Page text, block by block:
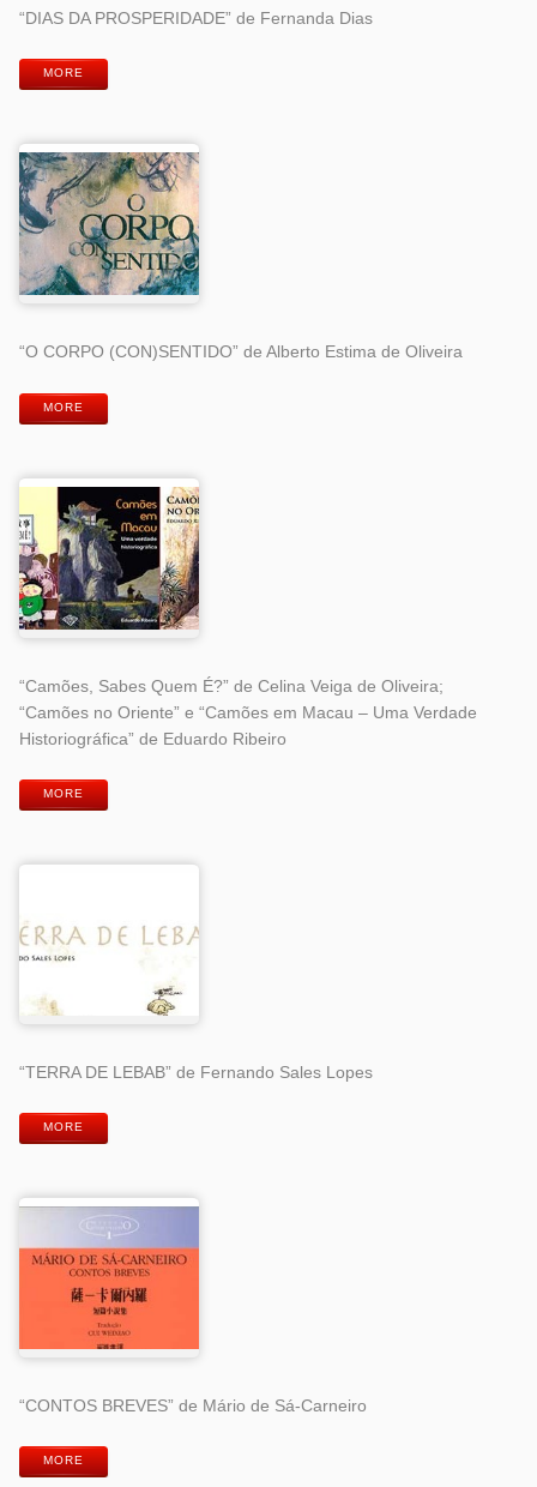
“DIAS DA PROSPERIDADE” de Fernanda Dias
MORE
“O CORPO (CON)SENTIDO” de Alberto Estima de Oliveira
MORE
“Camões, Sabes Quem É?” de Celina Veiga de Oliveira;
“Camões no Oriente” e “Camões em Macau – Uma Verdade
Historiográfica” de Eduardo Ribeiro
MORE
“TERRA DE LEBAB” de Fernando Sales Lopes
MORE
“CONTOS BREVES” de Mário de Sá-Carneiro
MORE